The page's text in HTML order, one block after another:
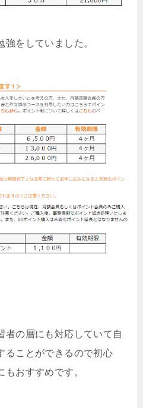
をしていました。
者の層にも対応していて自
ることができるので初心
おすすめです。